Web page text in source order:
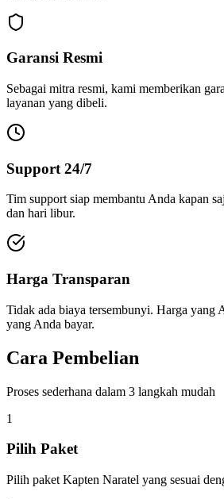
Garansi Resmi
Sebagai mitra resmi, kami memberikan
layanan yang dibeli.
Support 24/7
Tim support siap membantu Anda kapan
dan hari libur.
Harga Transparan
Tidak ada biaya tersembunyi. Harga yang
yang Anda bayar.
Cara Pembelian
Proses sederhana dalam 3 langkah mudah
1
Pilih Paket
Pilih paket Kapten Naratel yang sesuai